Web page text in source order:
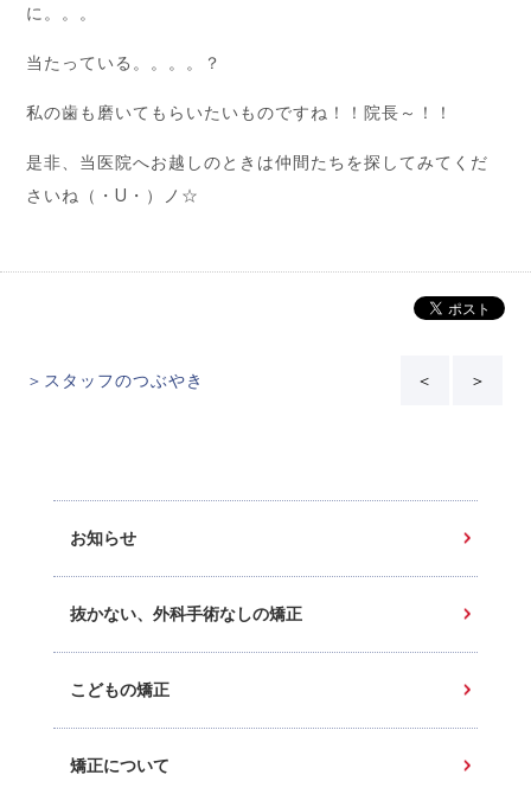
に。。。
当たっている。。。。？
私の歯も磨いてもらいたいものですね！！院長～！！
是非、当医院へお越しのときは仲間たちを探してみてくだ
さいね（・U・）ノ☆
＞スタッフのつぶやき ＜ ＞
お知らせ
抜かない、外科手術なしの矯正
こどもの矯正
矯正について